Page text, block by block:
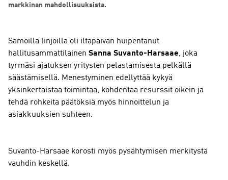
markkinan mahdollisuuksista.
Samoilla linjoilla oli iltapäivän huipentanut
hallitusammattilainen Sanna Suvanto-Harsaae, joka
tyrmäsi ajatuksen yritysten pelastamisesta pelkällä
säästämisellä. Menestyminen edellyttää kykyä
yksinkertaistaa toimintaa, kohdentaa resurssit oikein ja
tehdä rohkeita päätöksiä myös hinnoittelun ja
asiakkuuksien suhteen.
Suvanto-Harsaae korosti myös pysähtymisen merkitystä
vauhdin keskellä.